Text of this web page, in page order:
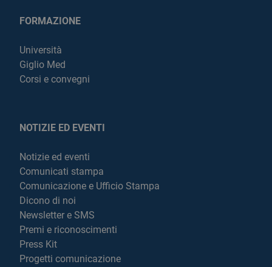
FORMAZIONE
Università
Giglio Med
Corsi e convegni
NOTIZIE ED EVENTI
Notizie ed eventi
Comunicati stampa
Comunicazione e Ufficio Stampa
Dicono di noi
Newsletter e SMS
Premi e riconoscimenti
Press Kit
Progetti comunicazione